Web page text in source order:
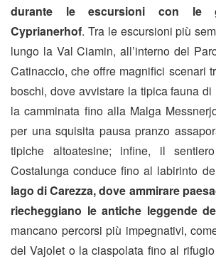
durante le escursioni con le
Cyprianerhof. Tra le escursioni più
lungo la Val Ciamin, all’interno del
Catinaccio, che offre magnifici scenari
boschi, dove avvistare la tipica fauna di
la camminata fino alla Malga
per una squisita pausa pranzo
tipiche altoatesine; infine, il
Costalunga conduce fino al labirinto
lago di Carezza, dove ammirare
riecheggiano le antiche leggende
mancano percorsi più impegnativi,
del Vajolet o la ciaspolata fino al